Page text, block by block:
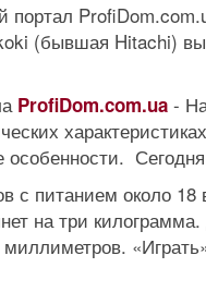
портал
(бывшая Hitachi)
ProfiDom.com.ua -
особенности.
с питанием около 18
на три